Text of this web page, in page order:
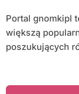
Portal gnomkipl to miejsce, które zyskuje coraz
większą
poszukujących